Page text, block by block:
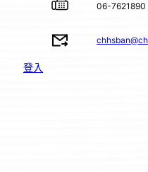
06-7621890
登入